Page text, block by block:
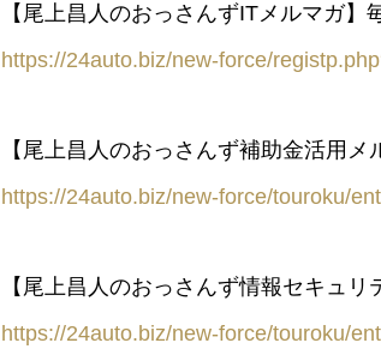
【尾上昌人のおっさんずITメルマガ】
https://24auto.biz/new-force/
【尾上昌人のおっさんず補助金活用
https://24auto.biz/new-force/touroku/
【尾上昌人のおっさんず情報セキュ
https://24auto.biz/new-force/touroku/